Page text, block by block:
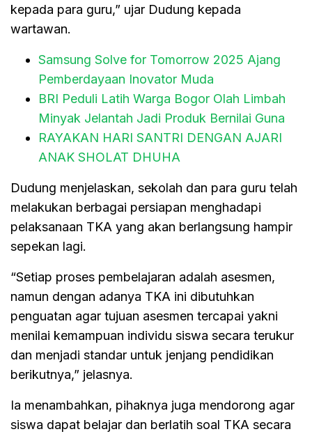
kepada para guru,” ujar Dudung kepada
wartawan.
Samsung Solve for Tomorrow 2025 Ajang
Pemberdayaan Inovator Muda
BRI Peduli Latih Warga Bogor Olah Limbah
Minyak Jelantah Jadi Produk Bernilai Guna
RAYAKAN HARI SANTRI DENGAN AJARI
ANAK SHOLAT DHUHA
Dudung menjelaskan, sekolah dan para guru telah
melakukan berbagai persiapan menghadapi
pelaksanaan TKA yang akan berlangsung hampir
sepekan lagi.
“Setiap proses pembelajaran adalah asesmen,
namun dengan adanya TKA ini dibutuhkan
penguatan agar tujuan asesmen tercapai yakni
menilai kemampuan individu siswa secara terukur
dan menjadi standar untuk jenjang pendidikan
berikutnya,” jelasnya.
Ia menambahkan, pihaknya juga mendorong agar
siswa dapat belajar dan berlatih soal TKA secara